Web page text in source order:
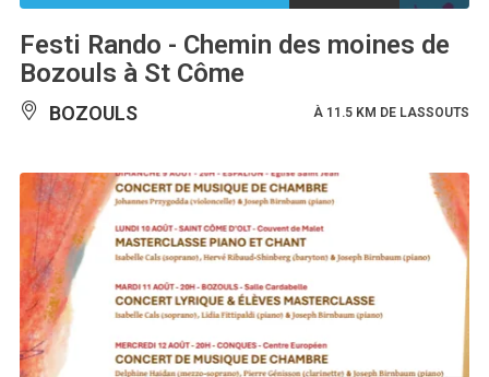
Festi Rando - Chemin des moines de
Bozouls à St Côme
BOZOULS À 11.5 KM DE LASSOUTS